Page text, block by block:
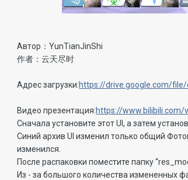
Автор：YunTianJinShi
作者：云天尽时
Адрес загрузки:https://drive.google.com/file/
Видео презентация:https://www.bilibili.com/
Сначала установите этот UI, а затем
Синий архив UI изменил только общий
изменился.
После распаковки поместите папку
Из - за большого количества измененных